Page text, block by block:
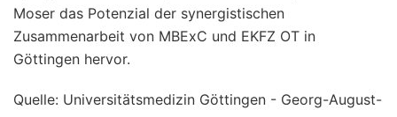
Moser das Potenzial der synergistischen
Zusammenarbeit von MBExC und EKFZ OT in
Göttingen hervor.
Quelle: Universitätsmedizin Göttingen - Georg-August-